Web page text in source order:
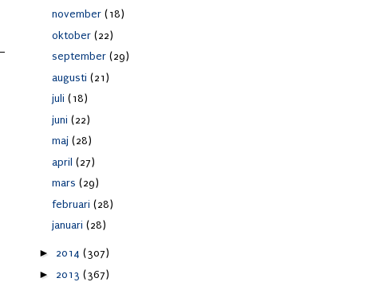
november (18)
oktober (22)
september (29)
augusti (21)
juli (18)
juni (22)
maj (28)
april (27)
mars (29)
februari (28)
januari (28)
► 2014 (307)
► 2013 (367)